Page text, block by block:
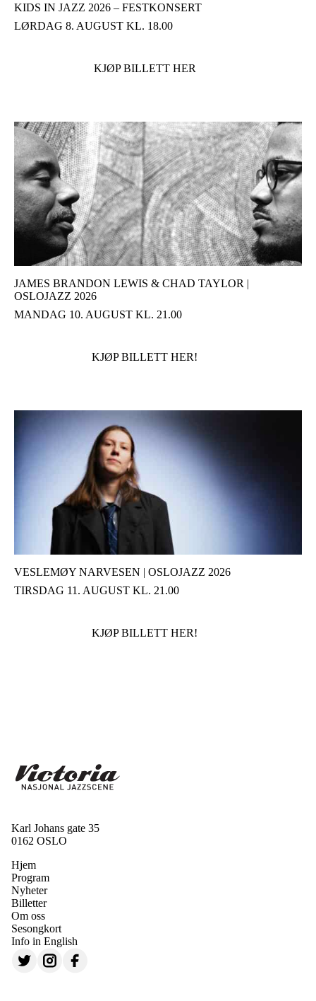
KIDS IN JAZZ 2026 – FESTKONSERT
LØRDAG 8. AUGUST KL. 18.00
KJØP BILLETT HER
JAMES BRANDON LEWIS & CHAD TAYLOR |
OSLOJAZZ 2026
MANDAG 10. AUGUST KL. 21.00
KJØP BILLETT HER!
VESLEMØY NARVESEN | OSLOJAZZ 2026
TIRSDAG 11. AUGUST KL. 21.00
KJØP BILLETT HER!
Karl Johans gate 35
0162 OSLO
Hjem
Program
Nyheter
Billetter
Om oss
Sesongkort
Info in English